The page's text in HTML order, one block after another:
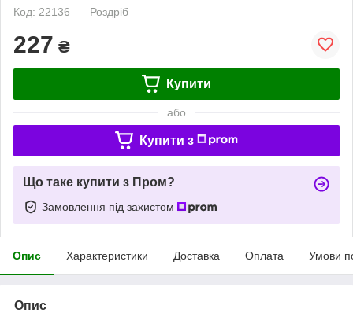
Код: 22136
Роздріб
227 ₴
Купити
або
Купити з
Що таке купити з Пром?
Замовлення під захистом
Опис Характеристики Доставка Оплата Умови
Опис